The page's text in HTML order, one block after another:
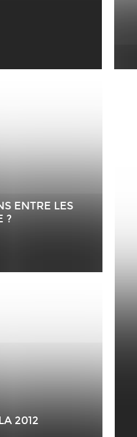
ENTRE LES
?
2012